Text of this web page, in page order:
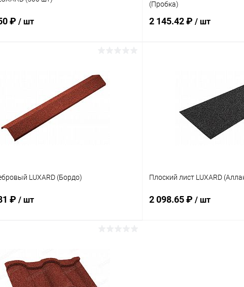
₽ / шт
Сравнение
Под заказ
(Пробка)
2 145.42 ₽ / шт
В избранное
LUXARD (Бордо)
₽ / шт
в 1 клик Сравнение
Под заказ
Плоский лист LUXARD
2 098.65 ₽ / шт